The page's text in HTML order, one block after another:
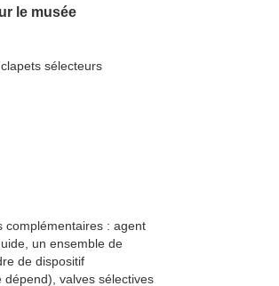
le musée
sélecteurs
complémentaires : agent
un ensemble de
de dispositif
valves sélectives